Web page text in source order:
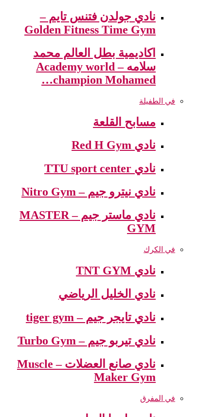
نادي جولدن فتنس تايم –
Golden Fitness Time Gym
اكاديمية بطل العالم محمد
سلامه – Academy world
champion Mohamed…
في الطفيلة
مسابح القلعة
نادي Red H Gym
نادي TTU sport center
نادي نيترو جيم – Nitro Gym
نادي ماستر جيم – MASTER
GYM
في الكرك
نادي TNT GYM
نادي الخليل الرياضي
نادي تايجر جيم – tiger gym
نادي تيربو جيم – Turbo Gym
نادي صانع العضلات – Muscle
Maker Gym
في المفرق